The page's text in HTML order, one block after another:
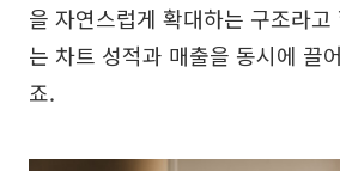
을 자연스럽게 확대하는 구조라
는 차트 성적과 매출을 동시에 끌
죠.